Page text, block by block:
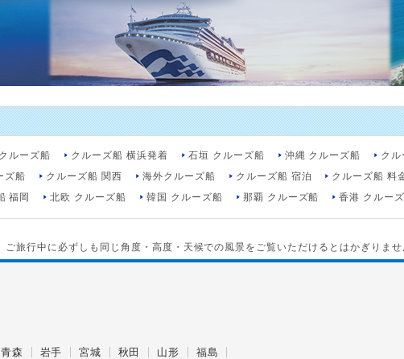
ルーズ船 クルーズ船 横浜発着 石垣 クルーズ船 沖縄 クルーズ船 クル
ズ船 クルーズ船 関西 海外クルーズ船 クルーズ船 宿泊 クルーズ船 料
福岡 北欧 クルーズ船 韓国 クルーズ船 那覇 クルーズ船 香港 クルー
旅行中に必ずしも同じ角度・高度・天候での風景をご覧いただけるとはかぎりませ
青森 岩手 宮城 秋田 山形
福島